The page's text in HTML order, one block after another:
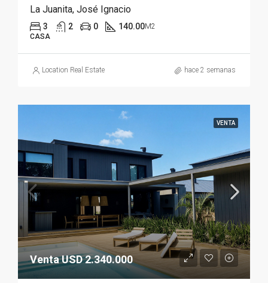
La Juanita, José Ignacio
3 2 0 140.00M2
CASA
Location Real Estate hace 2 semanas
VENTA
Venta USD 2.340.000